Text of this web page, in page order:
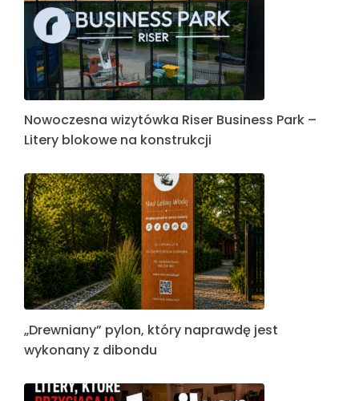
Nowoczesna wizytówka Riser Business Park –
Litery blokowe na konstrukcji
„Drewniany” pylon, który naprawdę jest
wykonany z dibondu